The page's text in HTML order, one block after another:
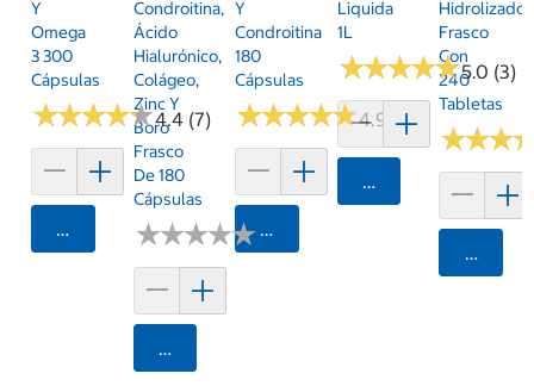
Y
Omega
3 300
Cápsulas
★★★★★
★★★★★4.4 (7)
Agregar
Condroitina,
Ácido
Hialurónico,
Colágeo,
Zinc Y
Boro
Frasco
De 180
Cápsulas
★★★★★
★★★★★
Agregar
Y
Condroitina
180
Cápsulas
★★★★★
★★★★★4.9 (10)
Agregar
Liquida
1L
★★★★★
★★★★★5.0 (3)
Agregar
Hidrolizado
Frasco
Con
240
Tabletas
★★★
★★★